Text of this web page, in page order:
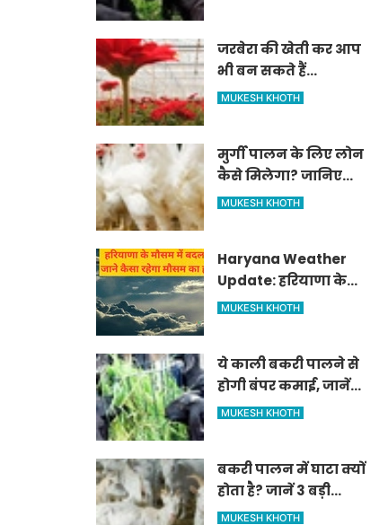
जरबेरा की खेती कर आप
भी बन सकते हैं
करोड़पति, जानिए
MUKESH KHOTH
मुर्गी पालन के लिए लोन
कैसे मिलेगा? जानिए
आवेदन प्रक्रिया
MUKESH KHOTH
Haryana Weather
Update: हरियाणा के
मौसम में बदलाव, जाने
MUKESH KHOTH
ये काली बकरी पालने से
होगी बंपर कमाई, जानें
कैसे
MUKESH KHOTH
बकरी पालन में घाटा क्यों
होता है? जानें 3 बड़ी
गलतियाँ
MUKESH KHOTH